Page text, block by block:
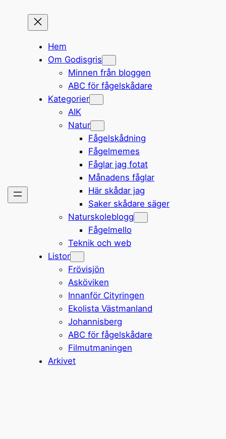
Hem
Om Godisgris
Minnen från bloggen
ABC för fågelskådare
Kategorier
AIK
Natur
Fågelskådning
Fågelmemes
Fåglar jag fotat
Månadens fåglar
Här skådar jag
Saker skådare säger
Naturskoleblogg
Fågelmello
Teknik och web
Listor
Frövisjön
Asköviken
Innanför Cityringen
Ekolista Västmanland
Johannisberg
ABC för fågelskådare
Filmutmaningen
Arkivet